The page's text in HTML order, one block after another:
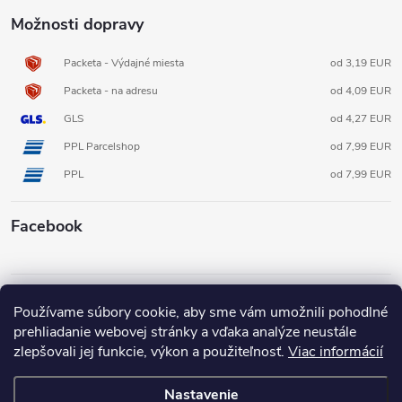
Používame súbory cookie, aby sme vám umožnili pohodlné
prehliadanie webovej stránky a vďaka analýze neustále
zlepšovali jej funkcie, výkon a použiteľnosť. Viac informácií
Nastavenie
Možnosti dopravy
Packeta - Výdajné miesta
od 3,19 EUR
Packeta - na adresu
od 4,09 EUR
GLS
od 4,27 EUR
PPL Parcelshop
od 7,99 EUR
PPL
od 7,99 EUR
Facebook